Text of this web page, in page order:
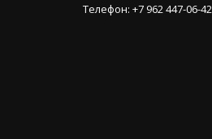
Телефон: +7 962 447-06-42